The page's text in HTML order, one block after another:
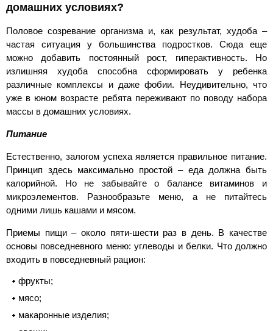
домашних условиях?
Половое созревание организма и, как результат, худоба –
частая ситуация у большинства подростков. Сюда еще
можно добавить постоянный рост, гиперактивность. Но
излишняя худоба способна сформировать у ребенка
различные комплексы и даже фобии. Неудивительно, что
уже в юном возрасте ребята переживают по поводу набора
массы в домашних условиях.
Питание
Естественно, залогом успеха является правильное питание.
Принцип здесь максимально простой – еда должна быть
калорийной. Но не забывайте о балансе витаминов и
микроэлементов. Разнообразьте меню, а не питайтесь
одними лишь кашами и мясом.
Приемы пищи – около пяти-шести раз в день. В качестве
основы повседневного меню: углеводы и белки. Что должно
входить в повседневный рацион:
фрукты;
мясо;
макаронные изделия;